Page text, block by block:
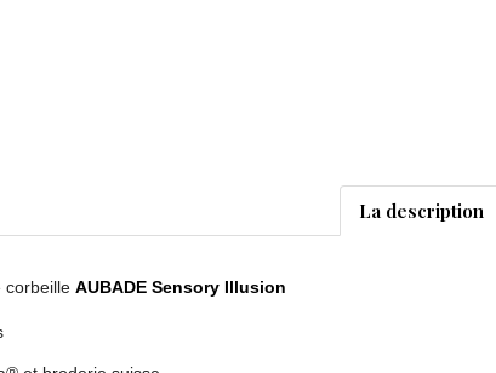
La description
corbeille AUBADE Sensory Illusion